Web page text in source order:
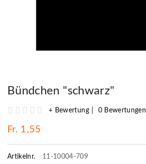
Bündchen "schwarz"
+ Bewertung 0 Bewertungen
Fr. 1,55
Artikelnr. 11-10004-709